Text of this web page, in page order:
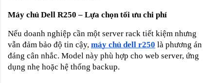
Máy chủ Dell R250 – Lựa chọn tối ưu chi phí
Nếu doanh nghiệp cần một server rack tiết kiệm nhưng
vẫn đảm bảo độ tin cậy, máy chủ dell r250 là phương án
đáng cân nhắc. Model này phù hợp cho web server, ứng
dụng nhẹ hoặc hệ thống backup.